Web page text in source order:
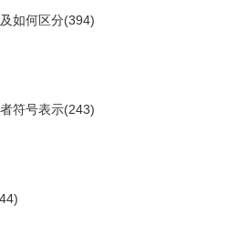
如何区分(394)
符号表示(243)